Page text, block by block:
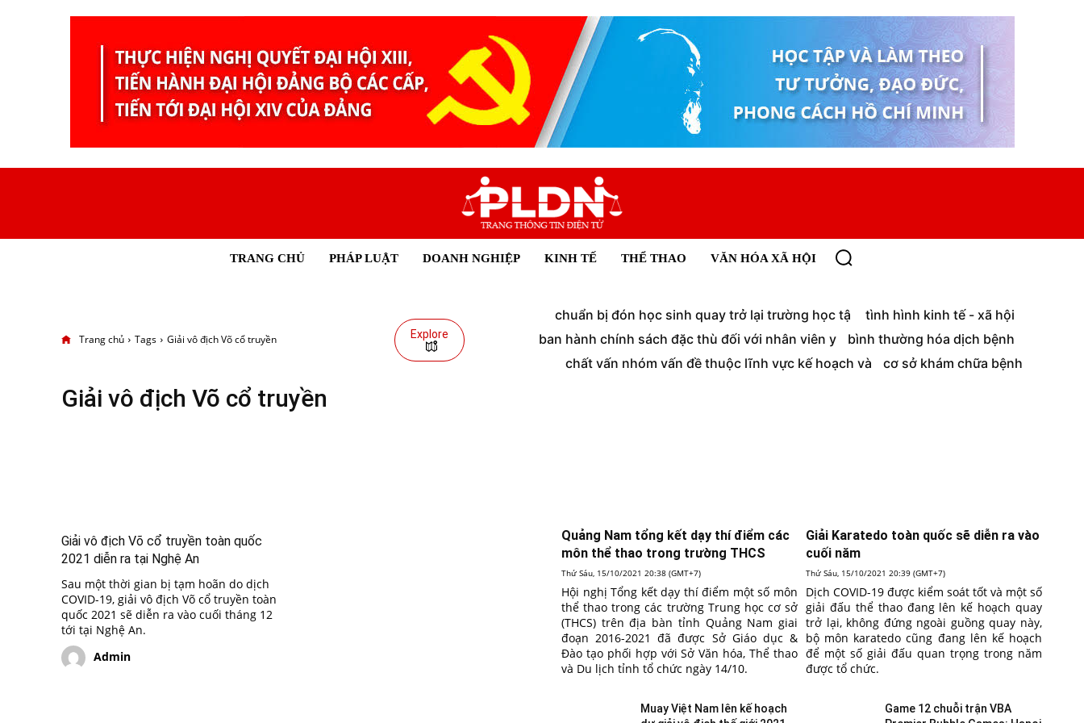
TRANG CHỦ PHÁP LUẬT DOANH NGHIỆP KINH TẾ THỂ THAO VĂN HÓA XÃ HỘI
Trang chủ Tags Giải vô địch Võ cổ truyền Explore
chuẩn bị đón học sinh quay trở lại trường học tậ
tình hình kinh tế - xã hội
ban hành chính sách đặc thù đối với nhân viên y
bình thường hóa dịch bệnh
chất vấn nhóm vấn đề thuộc lĩnh vực kế hoạch và
cơ sở khám chữa bệnh
Giải vô địch Võ cổ truyền
Giải vô địch Võ cổ truyền toàn quốc
2021 diễn ra tại Nghệ An
Sau một thời gian bị tạm hoãn do dịch
COVID-19, giải vô địch Võ cổ truyền toàn
quốc 2021 sẽ diễn ra vào cuối tháng 12
tới tại Nghệ An.
Admin
Quảng Nam tổng kết dạy thí điểm các
môn thể thao trong trường THCS
Thứ Sáu, 15/10/2021 20:38 (GMT+7)
Hội nghị Tổng kết dạy thí điểm một số môn
thể thao trong các trường Trung học cơ sở
(THCS) trên địa bàn tỉnh Quảng Nam giai
đoạn 2016-2021 đã được Sở Giáo dục &
Đào tạo phối hợp với Sở Văn hóa, Thể thao
và Du lịch tỉnh tổ chức ngày 14/10.
Giải Karatedo toàn quốc sẽ diễn ra vào
cuối năm
Thứ Sáu, 15/10/2021 20:39 (GMT+7)
Dịch COVID-19 được kiểm soát tốt và một số
giải đấu thể thao đang lên kế hoạch quay
trở lại, không đứng ngoài guồng quay này,
bộ môn karatedo cũng đang lên kế hoạch
để một số giải đấu quan trọng trong năm
được tổ chức.
Muay Việt Nam lên kế hoạch
Game 12 chuỗi trận VBA